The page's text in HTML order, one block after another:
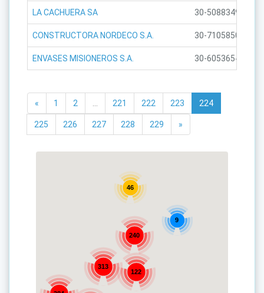
LA CACHUERA SA 30-50883497-3
CONSTRUCTORA NORDECO S.A. 30-71058509-8
ENVASES MISIONEROS S.A. 30-60536547-3
« 1 2 221 222 223 224
225 226 227 228 229 »
313
122
46
240
9